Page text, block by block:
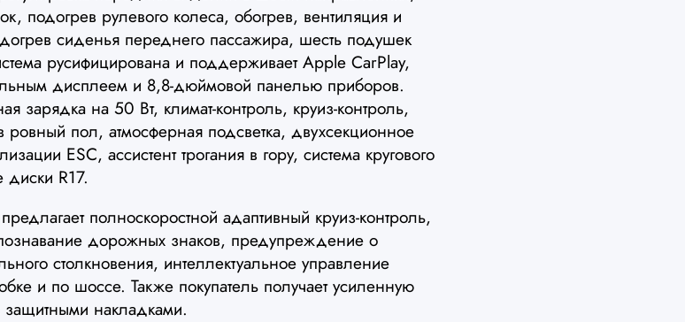
подогрев рулевого колеса, обогрев, вентиляция и
сиденья переднего пассажира, шесть подушек
русифицирована и поддерживает Apple CarPlay,
дисплеем и 8,8-дюймовой панелью приборов.
зарядка на 50 Вт, климат-контроль, круиз-контроль,
пол, атмосферная подсветка, двухсекционное
ESC, ассистент трогания в гору, система кругового
R17.
полноскоростной адаптивный круиз-контроль,
дорожных знаков, предупреждение о
столкновения, интеллектуальное управление
и по шоссе. Также покупатель получает усиленную
накладками.